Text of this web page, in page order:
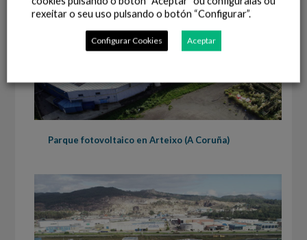
Parque fotovoltaico en Arteixo (A Coruña)
rexeitar o seu uso pulsando o botón “Configurar”.
Configurar Cookies Aceptar